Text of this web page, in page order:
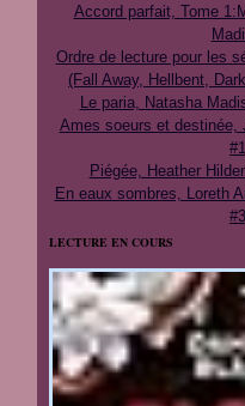
Accord parfait, Tome
Ordre de lecture pour les
(Fall Away, Hellbent,
Le paria, Natasha
Ames soeurs et destinée,
Piégée, Heather
En eaux sombres, Loreth
LECTURE EN COURS